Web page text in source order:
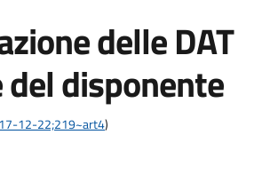
delle DAT
disponente
12-22;219~art4)